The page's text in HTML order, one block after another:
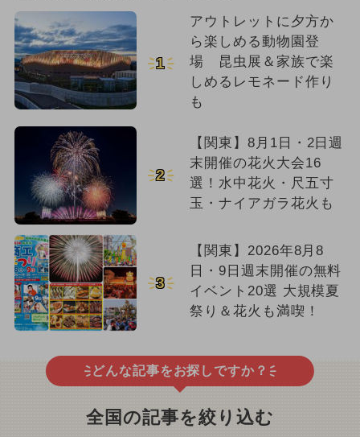
1
アウトレットに夕方か
ら楽しめる動物園登
場 昆虫展＆家族で楽
しめるレモネード作り
も
2
【関東】8月1日・2日週
末開催の花火大会16
選！水中花火・尺五寸
玉・ナイアガラ花火も
3
【関東】2026年8月8
日・9日週末開催の無料
イベント20選 大規模夏
祭り＆花火も満喫！
どんな記事をお探しですか？
全国の記事を絞り込む